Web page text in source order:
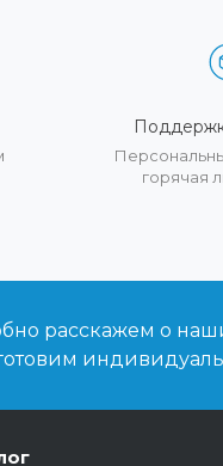
горячая
расскажем о